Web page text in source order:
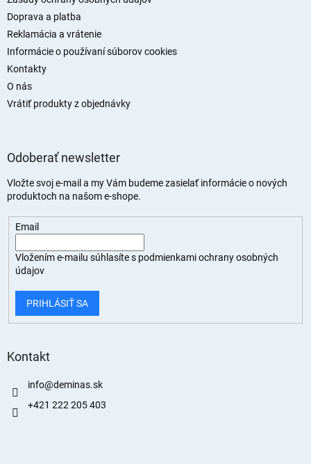
Doprava a platba
Reklamácia a vrátenie
Informácie o používaní súborov cookies
Kontakty
O nás
Vrátiť produkty z objednávky
Odoberať newsletter
Vložte svoj e-mail a my Vám budeme zasielať informácie o nových
produktoch na našom e-shope.
Email
Vložením e-mailu súhlasíte s podmienkami ochrany osobných
údajov
PRIHLÁSIŤ SA
Kontakt
info@deminas.sk
+421 222 205 403